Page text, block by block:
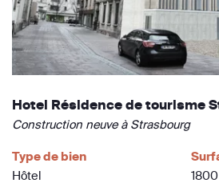
Hotel Résidence de tourisme
Construction neuve à Strasbourg
Type de bien
Hôtel